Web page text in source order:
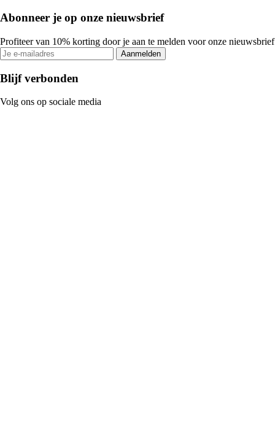
Abonneer je op onze nieuwsbrief
Profiteer van 10% korting door je aan te melden voor onze nieuwsbrief
Aanmelden
Blijf verbonden
Volg ons op sociale media